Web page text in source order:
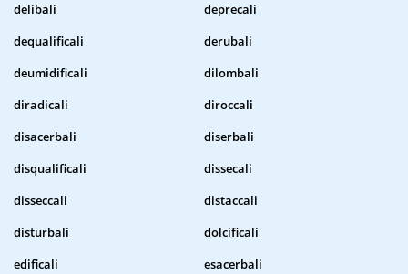
delibali
deprecali
dequalificali
derubali
deumidificali
dilombali
diradicali
diroccali
disacerbali
diserbali
disqualificali
dissecali
disseccali
distaccali
disturbali
dolcificali
edificali
esacerbali